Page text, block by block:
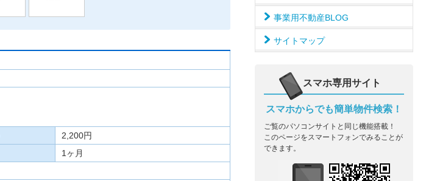
2,200円
1ヶ月
事業用不動産BLOG
サイトマップ
スマホ専用サイト
スマホからでも簡単物件検索！
ご覧のパソコンサイトと同じ機能搭載！
このページをスマートフォンでみることが
できます。